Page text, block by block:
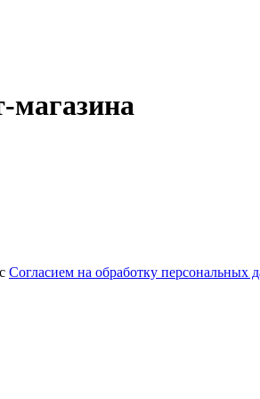
магазина
Согласием на обработку персональных